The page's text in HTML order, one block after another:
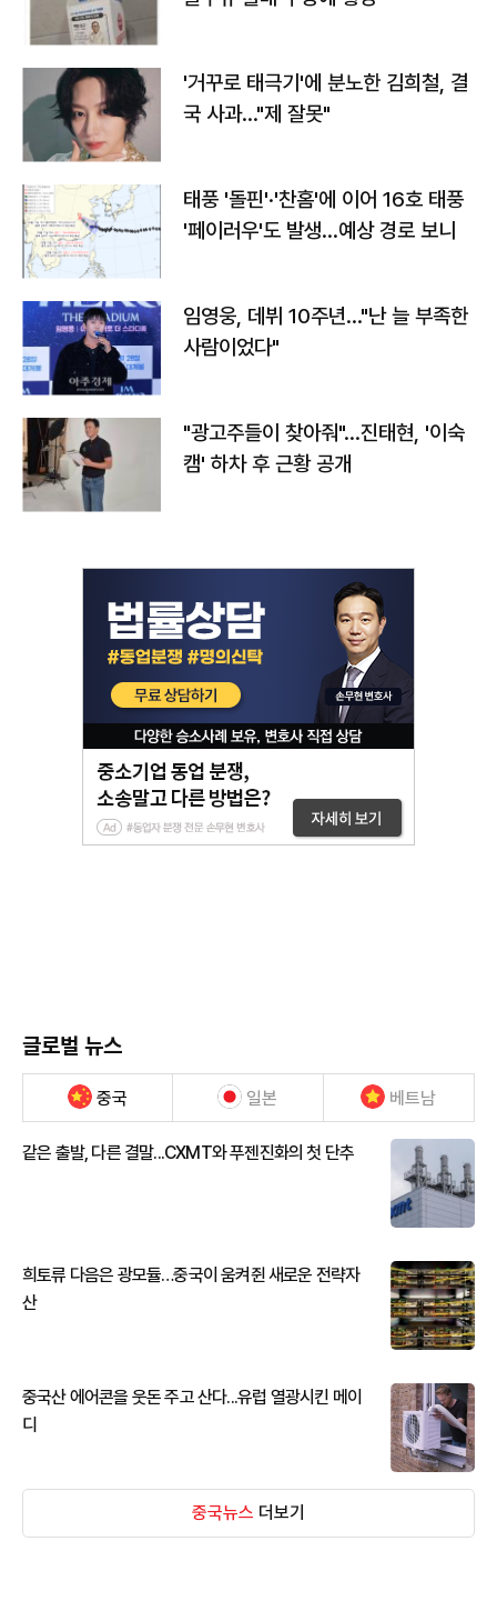
'거꾸로 태극기'에 분노한 김희철, 결
국 사과…"제 잘못"
태풍 '돌핀'·'찬홈'에 이어 16호 태풍
'페이러우'도 발생…예상 경로 보니
임영웅, 데뷔 10주년…"난 늘 부족한
사람이었다"
"광고주들이 찾아줘"…진태현, '이숙
캠' 하차 후 근황 공개
글로벌 뉴스
중국 일본 베트남
같은 출발, 다른 결말...CXMT와 푸젠진화의 첫 단추
희토류 다음은 광모듈…중국이 움켜쥔 새로운 전략자
산
중국산 에어콘을 웃돈 주고 산다...유럽 열광시킨 메이
디
중국뉴스 더보기